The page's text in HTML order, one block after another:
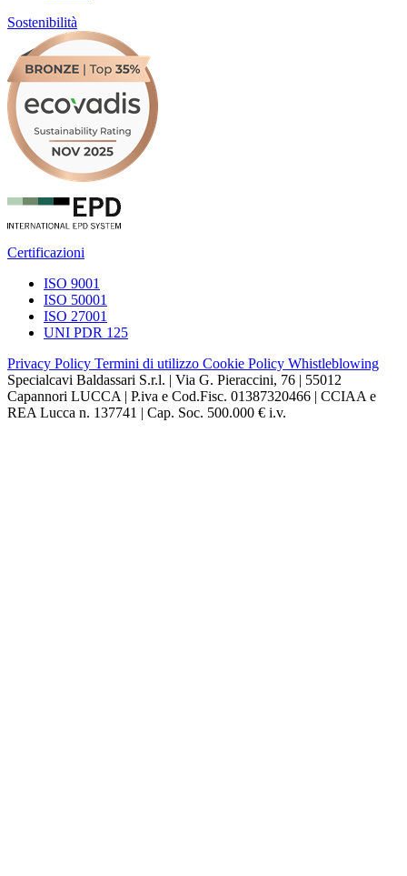
Sostenibilità
Certificazioni
ISO 9001
ISO 50001
ISO 27001
UNI PDR 125
Privacy Policy Termini di utilizzo Cookie Policy Whistleblowing
Specialcavi Baldassari S.r.l. | Via G. Pieraccini, 76 | 55012
Capannori LUCCA | P.iva e Cod.Fisc. 01387320466 | CCIAA e
REA Lucca n. 137741 | Cap. Soc. 500.000 € i.v.